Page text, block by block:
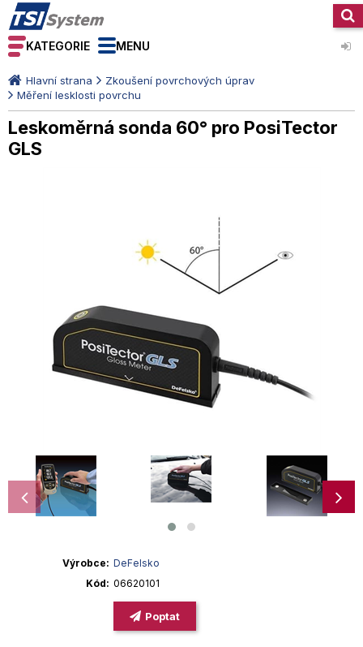
KATEGORIE MENU
Hlavní strana
Zkoušení povrchových úprav
Měření lesklosti povrchu
Leskoměrná sonda 60° pro PosiTector
GLS
Výrobce
DeFelsko
Kód
06620101
Poptat